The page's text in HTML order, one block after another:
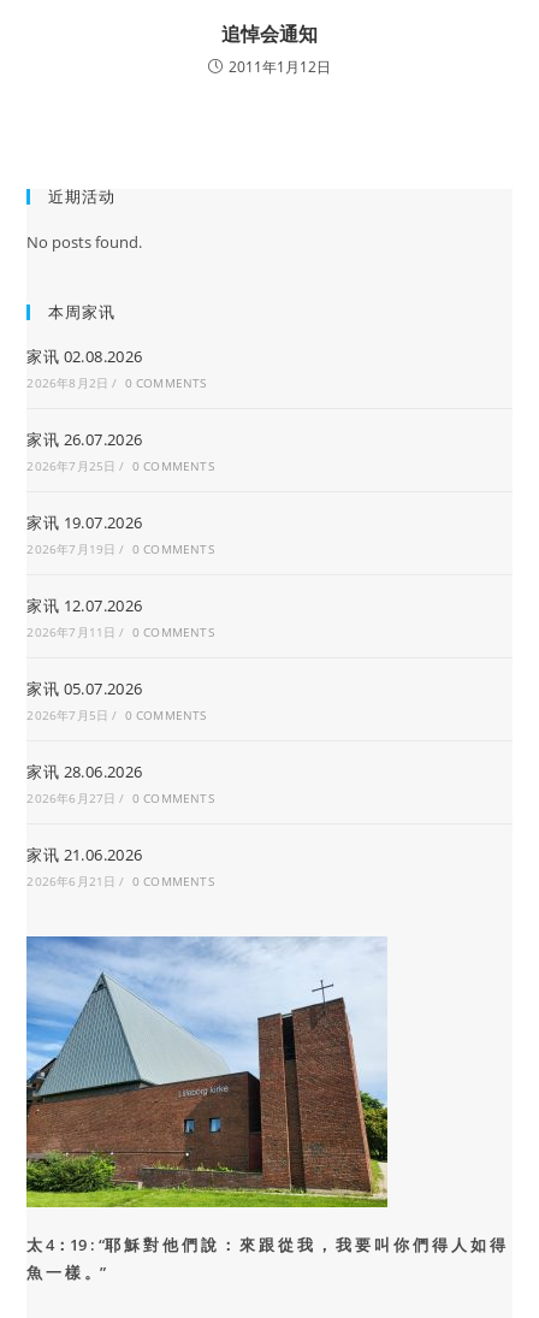
追悼会通知
2011年1月12日
近期活动
No posts found.
本周家讯
家讯 02.08.2026
2026年8月2日 / 0 COMMENTS
家讯 26.07.2026
2026年7月25日 / 0 COMMENTS
家讯 19.07.2026
2026年7月19日 / 0 COMMENTS
家讯 12.07.2026
2026年7月11日 / 0 COMMENTS
家讯 05.07.2026
2026年7月5日 / 0 COMMENTS
家讯 28.06.2026
2026年6月27日 / 0 COMMENTS
家讯 21.06.2026
2026年6月21日 / 0 COMMENTS
太 4：19 : “耶 穌 對 他 們 說 ： 來 跟 從 我 ， 我 要 叫 你 們 得 人 如 得
魚 一 樣 。”